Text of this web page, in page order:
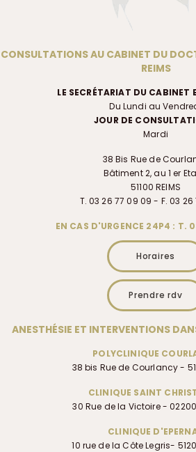
CONSULTATIONS AU CABINET DU
REIMS
LE SECRÉTARIAT DU CABINET
Du Lundi au
JOUR DE
Mardi
38 Bis Rue de
Bâtiment 2, au 1 er
51100 REIMS
T. 03 26 77 09 09 - F. 03 26
EN CAS D'URGENCE 24P4 : T.
Horaires
Prendre rdv
ANESTHÉSIE ET INTERVENTIONS
POLYCLINIQUE
38 bis Rue de Courlancy -
CLINIQUE SAINT
30 Rue de la Victoire -
CLINIQUE
10 rue de la Côte Legris-